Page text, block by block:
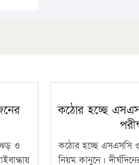
ঝড় ও
কঠোর হচ্ছে
কঠোর হচ্ছে এসএসসি
নিয়ম কানুনে।